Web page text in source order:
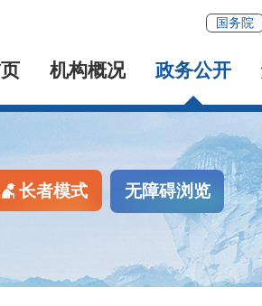
国务院
机构概况 政务公开
长者模式 无障碍浏览